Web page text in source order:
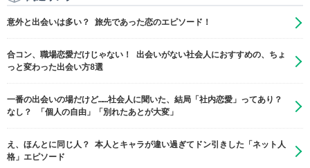
意外と出会いは多い？ 旅先であった恋のエピソード！
合コン、職場恋愛だけじゃない！ 出会いがない社会人におすすめの、ちょ
っと変わった出会い方8選
一番の出会いの場だけど……社会人に聞いた、結局「社内恋愛」ってあり？
なし？ 「個人の自由」「別れたあとが大変」
え、ほんとに同じ人？ 本人とキャラが違い過ぎてドン引きした「ネット人
格」エピソード